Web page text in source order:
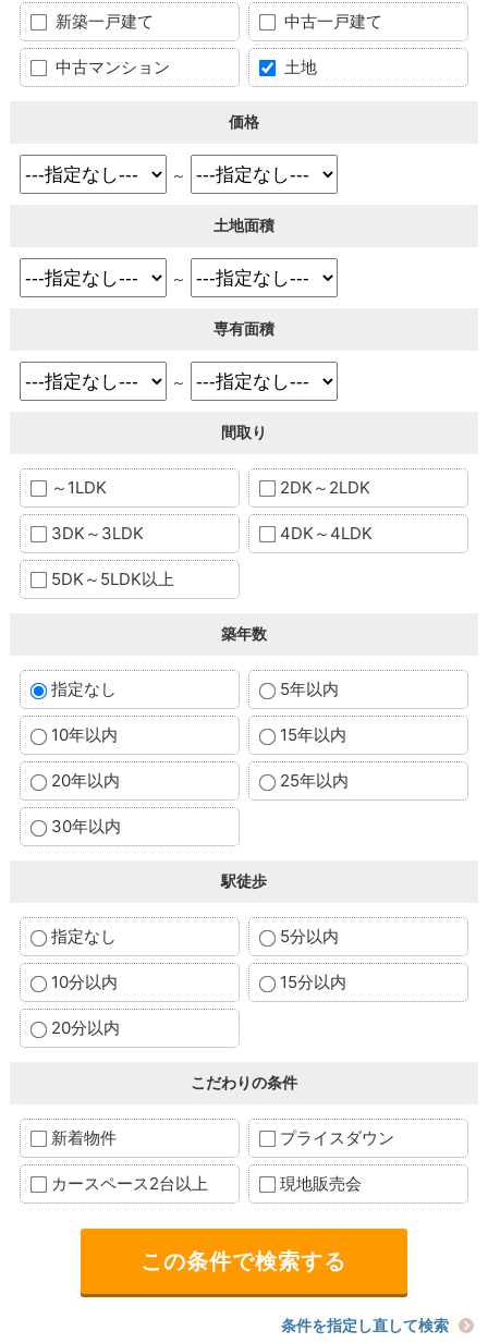
新築一戸建て 中古一戸建て
中古マンション 土地
価格
～
土地面積
～
専有面積
～
間取り
～1LDK 2DK～2LDK
3DK～3LDK 4DK～4LDK
5DK～5LDK以上
築年数
指定なし 5年以内
10年以内 15年以内
20年以内 25年以内
30年以内
駅徒歩
指定なし 5分以内
10分以内 15分以内
20分以内
こだわりの条件
新着物件 プライスダウン
カースペース2台以上 現地販売会
条件を指定し直して検索